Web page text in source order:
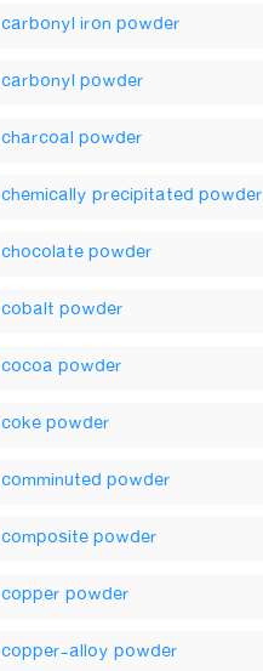
carbonyl iron powder
carbonyl powder
charcoal powder
chemically precipitated powder
chocolate powder
cobalt powder
cocoa powder
coke powder
comminuted powder
composite powder
copper powder
copper-alloy powder